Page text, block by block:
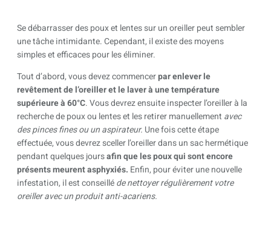
Se débarrasser des poux et lentes sur un oreiller peut sembler
une tâche intimidante. Cependant, il existe des moyens
simples et efficaces pour les éliminer.
Tout d’abord, vous devez commencerpar enlever le
revêtement de l’oreiller et le laver à une température
supérieure à 60°C. Vous devrez ensuite inspecter l’oreiller à la
recherche de poux ou lentes et les retirer manuellement avec
des pinces fines ou un aspirateur. Une fois cette étape
effectuée, vous devrez sceller l’oreiller dans un sac hermétique
pendant quelques joursafin que les poux qui sont encore
présents meurent asphyxiés. Enfin, pour éviter une nouvelle
infestation, il est conseilléde nettoyer régulièrement votre
oreiller avec un produit anti-acariens.